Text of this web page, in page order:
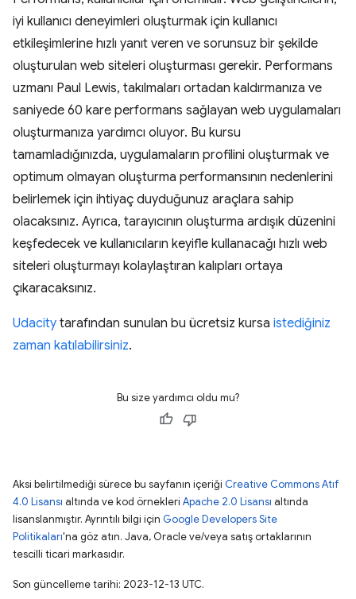
iyi kullanıcı deneyimleri oluşturmak için kullanıcı
etkileşimlerine hızlı yanıt veren ve sorunsuz bir şekilde
oluşturulan web siteleri oluşturması gerekir. Performans
uzmanı Paul Lewis, takılmaları ortadan kaldırmanıza ve
saniyede 60 kare performans sağlayan web uygulamaları
oluşturmanıza yardımcı oluyor. Bu kursu
tamamladığınızda, uygulamaların profilini oluşturmak ve
optimum olmayan oluşturma performansının nedenlerini
belirlemek için ihtiyaç duyduğunuz araçlara sahip
olacaksınız. Ayrıca, tarayıcının oluşturma ardışık düzenini
keşfedecek ve kullanıcıların keyifle kullanacağı hızlı web
siteleri oluşturmayı kolaylaştıran kalıpları ortaya
çıkaracaksınız.
Udacity tarafından sunulan bu ücretsiz kursa istediğiniz
zaman katılabilirsiniz.
Bu size yardımcı oldu mu?
Aksi belirtilmediği sürece bu sayfanın içeriği Creative Commons Atıf
4.0 Lisansı altında ve kod örnekleri Apache 2.0 Lisansı altında
lisanslanmıştır. Ayrıntılı bilgi için Google Developers Site
Politikaları'na göz atın. Java, Oracle ve/veya satış ortaklarının
tescilli ticari markasıdır.
Son güncelleme tarihi: 2023-12-13 UTC.